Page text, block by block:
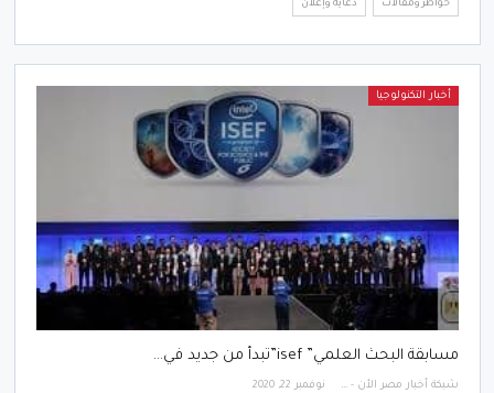
خواطر ومقالات دعاية وإعلان
أخبار التكنولوجيا
مسابقة البحث العلمي” isef”تبدأ من جديد في…
شبكة أخبار مصر الأن - Egypt News Network Now نوفمبر 22, 2020